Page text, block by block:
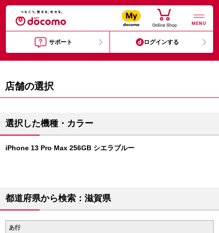
MENU
サポート ログインする
店舗の選択
選択した機種・カラー
iPhone 13 Pro Max 256GB シエラブルー
都道府県から検索：滋賀県
あ行